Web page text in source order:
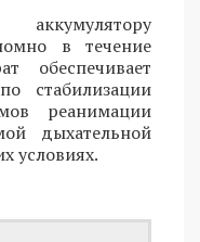
аккумулятору
в течение
обеспечивает
стабилизации
реанимации
дыхательной
условиях.